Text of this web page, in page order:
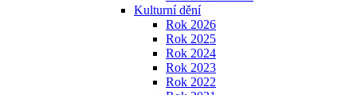
Kulturní dění
Rok 2026
Rok 2025
Rok 2024
Rok 2023
Rok 2022